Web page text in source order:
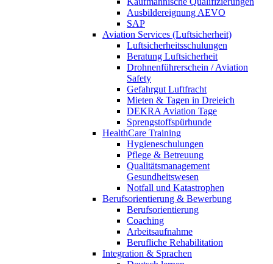
Ausbildereignung AEVO
SAP
Aviation Services (Luftsicherheit)
Luftsicherheitsschulungen
Beratung Luftsicherheit
Drohnenführerschein / Aviation
Safety
Gefahrgut Luftfracht
Mieten & Tagen in Dreieich
DEKRA Aviation Tage
Sprengstoffspürhunde
HealthCare Training
Hygieneschulungen
Pflege & Betreuung
Qualitätsmanagement
Gesundheitswesen
Notfall und Katastrophen
Berufsorientierung & Bewerbung
Berufsorientierung
Coaching
Arbeitsaufnahme
Berufliche Rehabilitation
Integration & Sprachen